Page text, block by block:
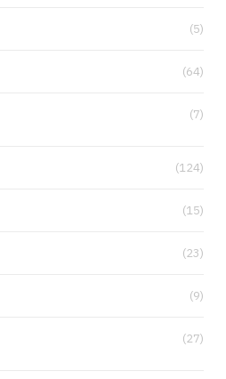
(5)
(64)
(7)
(124)
(15)
(23)
(9)
(27)